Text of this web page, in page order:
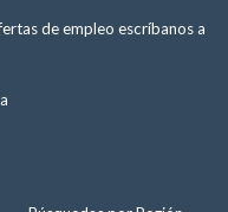
de empleo escríbanos a